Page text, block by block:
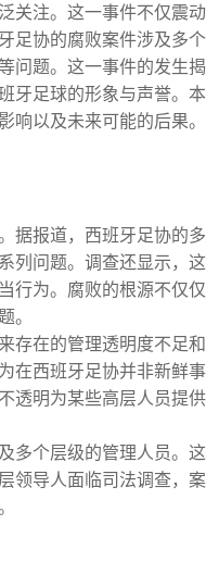
关注。这一事件不仅震动
足协的腐败案件涉及多个
问题。这一事件的发生揭
牙足球的形象与声誉。本
以及未来可能的后果。
据报道，西班牙足协的多
列问题。调查还显示，这
行为。腐败的根源不仅仅
。
存在的管理透明度不足和
在西班牙足协并非新鲜事
透明为某些高层人员提供
多个层级的管理人员。这
领导人面临司法调查，案